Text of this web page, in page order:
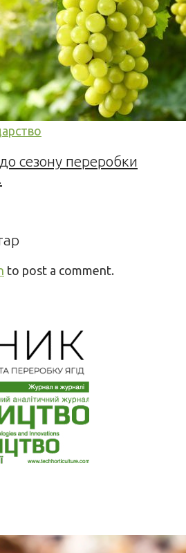
сезону переробки
to post a comment.